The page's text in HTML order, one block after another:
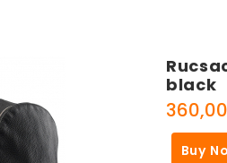
black
360,00
Buy